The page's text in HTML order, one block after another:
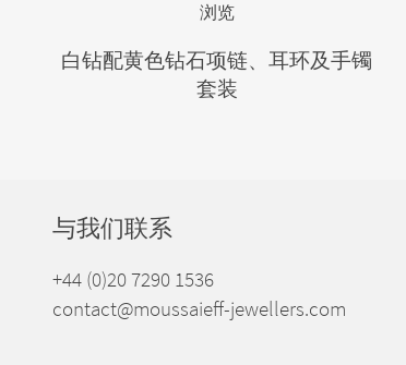
浏览
白钻配黄色钻石项链、耳环及手镯
套装
与我们联系
+44 (0)20 7290 1536
contact@moussaieff-jewellers.com